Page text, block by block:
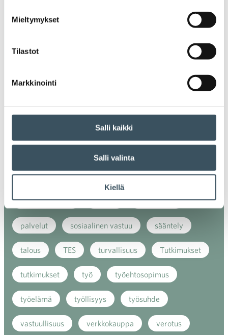
Mieltymykset
Tilastot
Markkinointi
Salli kaikki
Salli valinta
Kiellä
ilmasto
kansainvälinen verkkokauppa
koronavirus
luottamusindikaattori myynti
myyntikoulutus nuoret osaaminen
palvelut sosiaalinen vastuu sääntely
talous TES turvallisuus Tutkimukset
tutkimukset työ työehtosopimus
työelämä työllisyys työsuhde
vastuullisuus verkkokauppa verotus